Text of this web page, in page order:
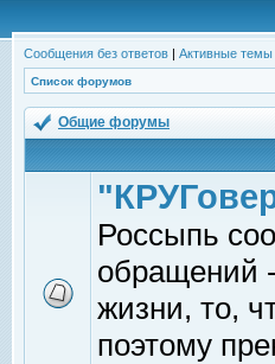
Сообщения без ответов | Активные темы
Список форумов
Общие форумы
Россыпь
обращений
жизни, то,
поэтому